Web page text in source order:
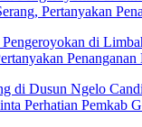
di
Penanganan